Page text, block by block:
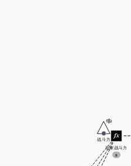
战斗力
a
玩家战斗力